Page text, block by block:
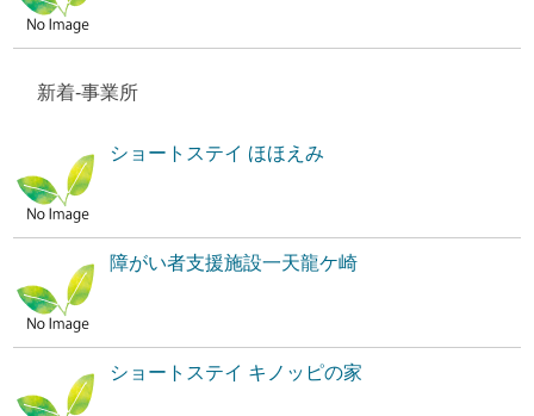
新着-事業所
ショートステイ ほほえみ
障がい者支援施設一天龍ケ崎
ショートステイ キノッピの家